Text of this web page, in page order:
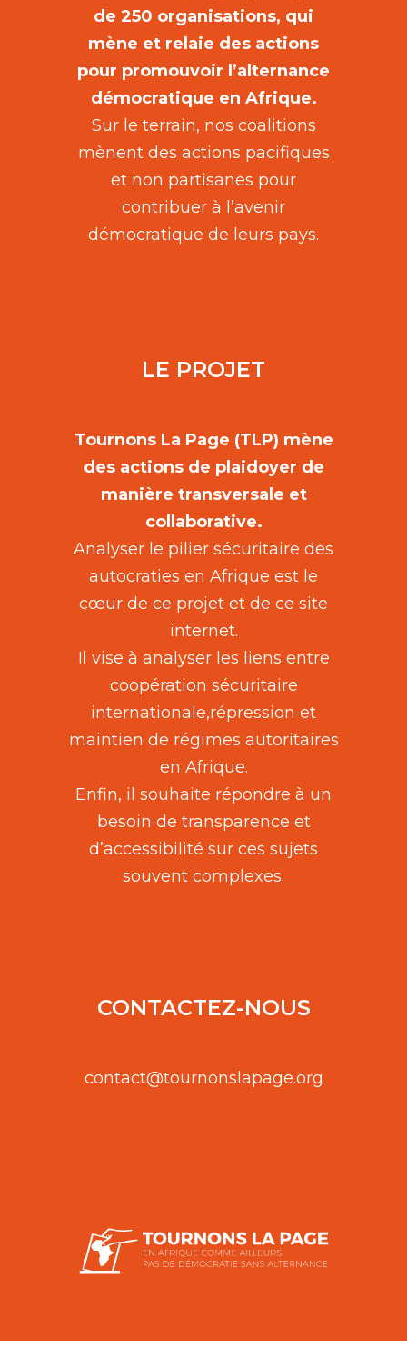
de 250 organisations, qui
mène et relaie des actions
pour promouvoir l’alternance
démocratique en Afrique.
Sur le terrain, nos coalitions
mènent des actions pacifiques
et non partisanes pour
contribuer à l’avenir
démocratique de leurs pays.
LE PROJET
Tournons La Page (TLP) mène
des actions de plaidoyer de
manière transversale et
collaborative.
Analyser le pilier sécuritaire des
autocraties en Afrique est le
cœur de ce projet et de ce site
internet.
Il vise à analyser les liens entre
coopération sécuritaire
internationale,répression et
maintien de régimes autoritaires
en Afrique.
Enfin, il souhaite répondre à un
besoin de transparence et
d’accessibilité sur ces sujets
souvent complexes.
CONTACTEZ-NOUS
contact@tournonslapage.org